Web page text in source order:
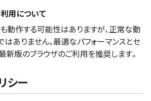
用について
動作する可能性はありますが、正常な動
ありません。最適なパフォーマンスとセ
新版のブラウザのご利用を推奨します。
シー